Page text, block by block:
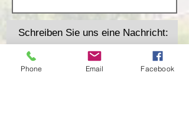
Schreiben Sie uns eine Nachricht:
Phone Email Facebook